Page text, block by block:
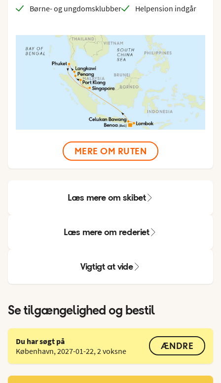
Børne- og ungdomsklubber
Helpension indgår
MERE OM RUTEN
Læs mere om skibet
Læs mere om rederiet
Vigtigt at vide
Se tilgængelighed og bestil
Du har søgt på
København, 2027-01-22, 2 voksne ÆNDRE